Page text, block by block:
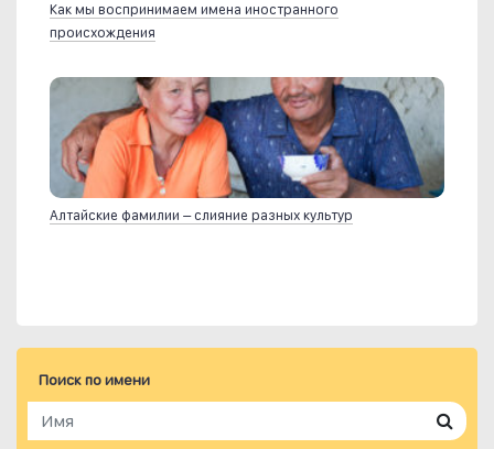
Как мы воспринимаем имена иностранного
происхождения
Алтайские фамилии – слияние разных культур
Поиск по имени